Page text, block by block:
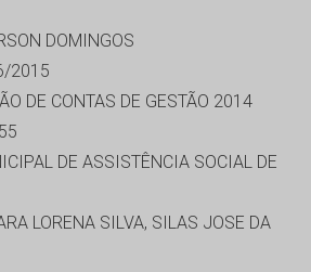
DOMINGOS
2015
DE CONTAS DE GESTÃO 2014
DE ASSISTÊNCIA SOCIAL DE
LORENA SILVA, SILAS JOSE DA